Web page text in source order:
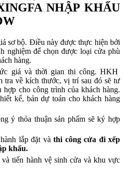
NHẬP KHẨU
sơ bộ. Điều này được thực hiện bởi
nghiệm để chọn được loại cửa phù
hàng.
giá và thời gian thi công. HKH
tra về kích thước, vị trí sau đó sẽ tư
cho công trình của khách hàng.
kế, bản dự toán cho khách hàng
ý thỏa thuận sản phẩm sẽ ký hợp
lắp đặt và thi công cửa đi xếp
khẩu.
tiến hành vệ sinh cửa và khu vực